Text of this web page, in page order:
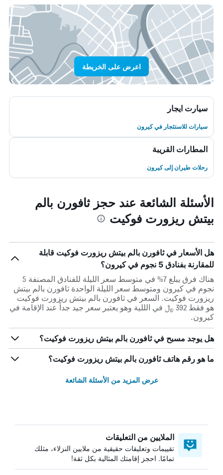
اعرض على الخريطة
سيارت ايجار
سيارات للاستئجار في كيرون
المطارات القريبة
رحلات طيران إلى كيرون
الأسئلة الشائعة عند حجز ثافورن بالم
بيتش ريزورت فوكيت
هل الأسعار في ثافورن بالم بيتش ريزورت فوكيت قابلة
للمقارنة بفنادق 5 نجوم في كيرون؟
هناك فرق يبلغ 7% في متوسط ​​سعر الليلة للفنادق المصنفة 5
نجوم في كيرون ومتوسط ​​سعر الليلة الواحدة ثافورن بالم بيتش
ريزورت فوكيت. السعر في ثافورن بالم بيتش ريزورت فوكيت
هو فقط 392 ﷼ في الللية وهو يعتبر سعر جيد جداً عند الإقامة في
كيرون.
هل يوجد مسبح في ثافورن بالم بيتش ريزورت فوكيت؟
ما هو رقم هاتف ثافورن بالم بيتش ريزورت فوكيت؟
عرض المزيد من الأسئلة الشائعة
الملايين من التعليقات
تقييمات وتعليقات حقيقية من ملايين النزلاء، مثلك
تمامًا. احجز إقامتك المثالية بكل ثقة!